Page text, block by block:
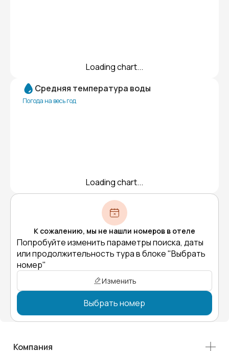
Loading chart...
Средняя температура воды
Погода на весь год
Loading chart...
К сожалению, мы не нашли номеров в отеле
Попробуйте изменить параметры поиска, даты
или продолжительность тура в блоке "Выбрать
номер"
Изменить
Выбрать номер
Компания